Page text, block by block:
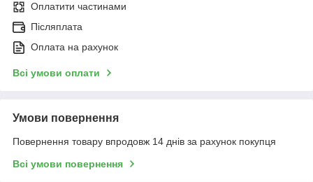
Оплатити частинами
Післяплата
Оплата на рахунок
Всі умови оплати
Умови повернення
Повернення товару впродовж 14 днів за рахунок покупця
Всі умови повернення